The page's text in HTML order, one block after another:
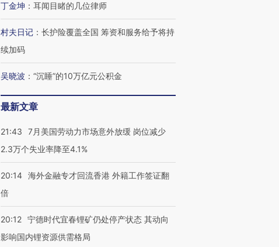
丁金坤 ： 耳闻目睹的几位律师
村夫日记 ： 长护险覆盖全国 筹资和服务给予将持
续加码
吴晓波 ： “沉睡”的10万亿元公积金
最新文章
21:43
7月美国劳动力市场意外放缓 岗位减少
2.3万个失业率降至4.1%
20:14 海外金融专才回流香港 外籍工作签证翻
倍
20:12 宁德时代宜春锂矿仍处停产状态 其动向
影响国内锂资源供需格局